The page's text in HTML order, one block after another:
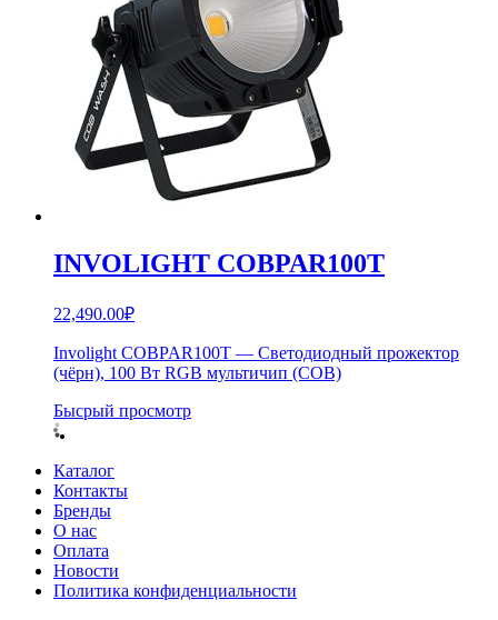
INVOLIGHT COBPAR100T
22,490.00₽
Involight COBPAR100T — Светодиодный прожектор
(чёрн), 100 Вт RGB мультичип (COB)
Бысрый просмотр
Каталог
Контакты
Бренды
О нас
Оплата
Новости
Политика конфиденциальности